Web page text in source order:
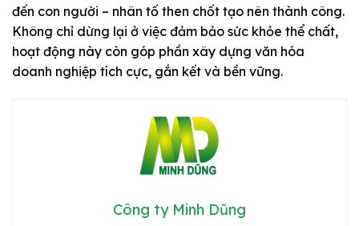
đến con người – nhân tố then chốt tạo nên thành công.
Không chỉ dừng lại ở việc đảm bảo sức khỏe thể chất,
hoạt động này còn góp phần xây dựng văn hóa
doanh nghiệp tích cực, gắn kết và bền vững.
Công ty Minh Dũng